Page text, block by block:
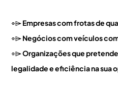
⌯⌲Empresas com frotas de
⌯⌲Negócios com veículos
⌯⌲Organizações que
legalidade e eficiência na sua